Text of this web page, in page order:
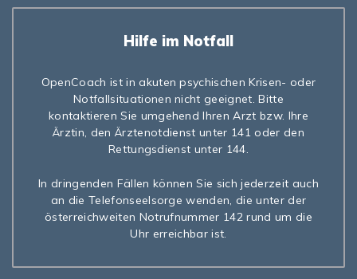
Hilfe im Notfall
OpenCoach ist in akuten psychischen Krisen- oder
Notfallsituationen nicht geeignet. Bitte
kontaktieren Sie umgehend Ihren Arzt bzw. Ihre
Ärztin, den Ärztenotdienst unter 141 oder den
Rettungsdienst unter 144.
In dringenden Fällen können Sie sich jederzeit auch
an die Telefonseelsorge wenden, die unter der
österreichweiten Notrufnummer 142 rund um die
Uhr erreichbar ist.